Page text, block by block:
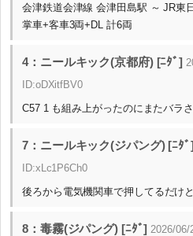
会津鉄道会津線 会津田島駅 ～ JR東
掌車+客車3両+DL 計6両
4：ニールキック(京都府) [ﾆﾀﾞ]
ID:oDXitfBV0
C57 1 も組み上がったのにまたバラ
7：ニールキック(ジパング) [ﾆﾀ
ID:xLc1P6Ch0
後ろから電気機関車で押してるだけ
8：毒霧(ジパング) [ﾆﾀﾞ] 2026/06/